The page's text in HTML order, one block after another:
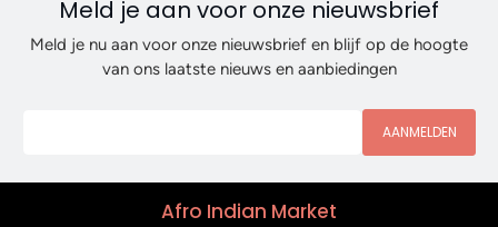
Meld je aan voor onze nieuwsbrief
Meld je nu aan voor onze nieuwsbrief en blijf op de hoogte
van ons laatste nieuws en aanbiedingen
AANMELDEN
Afro Indian Market